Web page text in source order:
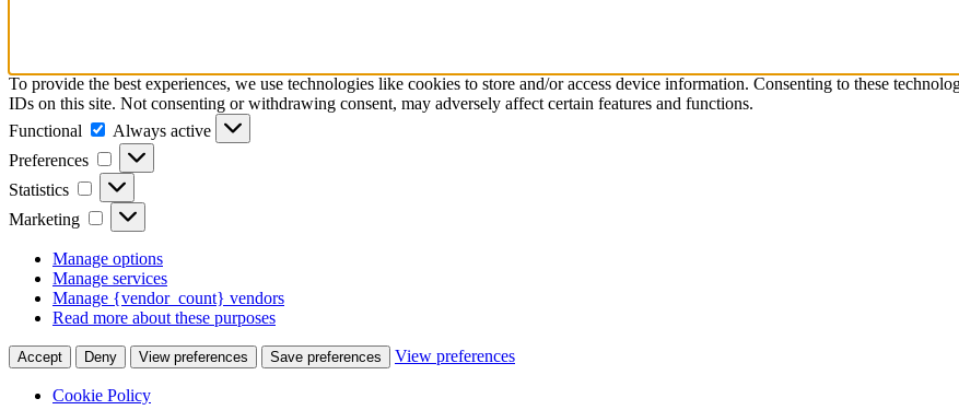
To provide the best experiences, we use technologies like cookies to store and/or access device information. Consenting to these
IDs on this site. Not consenting or withdrawing consent, may adversely affect certain features and functions.
Functional
Functional
Always active
Preferences
Preferences
Statistics Statistics
Marketing Marketing
Manage options
Manage services
Manage {vendor_count} vendors
Read more about these purposes
Accept Deny View preferences Save preferences View preferences
Cookie Policy